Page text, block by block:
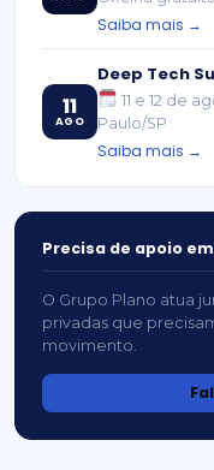
Saiba mais →
11
AGO
Deep Tech
11 e 12 de
Paulo/SP
Saiba mais →
Precisa de apoio
O Grupo Plano atua
privadas que
movimento.